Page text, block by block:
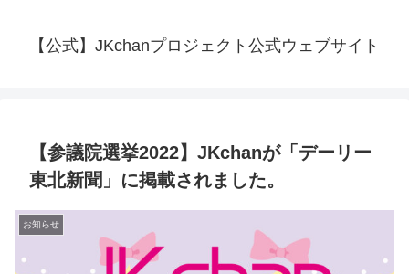
【公式】JKchanプロジェクト公式ウェブサイト
【参議院選挙2022】JKchanが「デーリー
東北新聞」に掲載されました。
お知らせ